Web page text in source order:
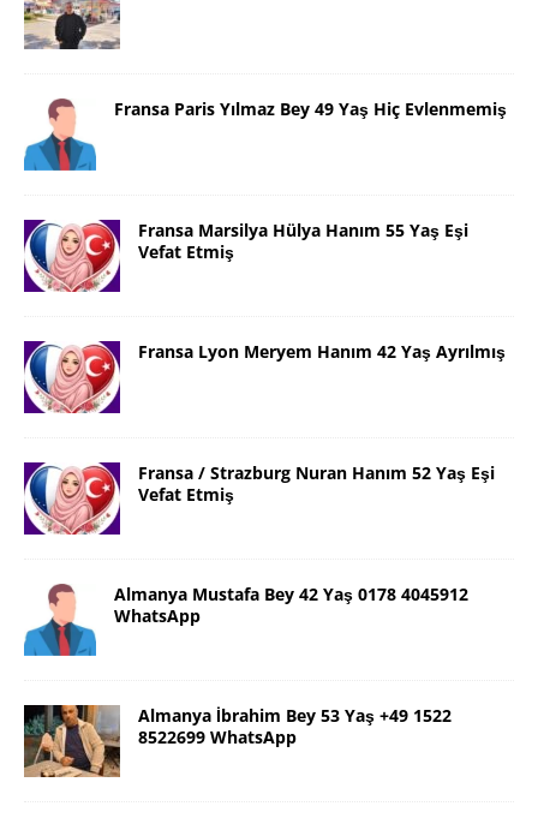
Fransa Paris Yılmaz Bey 49 Yaş Hiç Evlenmemiş
Fransa Marsilya Hülya Hanım 55 Yaş Eşi
Vefat Etmiş
Fransa Lyon Meryem Hanım 42 Yaş Ayrılmış
Fransa / Strazburg Nuran Hanım 52 Yaş Eşi
Vefat Etmiş
Almanya Mustafa Bey 42 Yaş 0178 4045912
WhatsApp
Almanya İbrahim Bey 53 Yaş +49 1522
8522699 WhatsApp